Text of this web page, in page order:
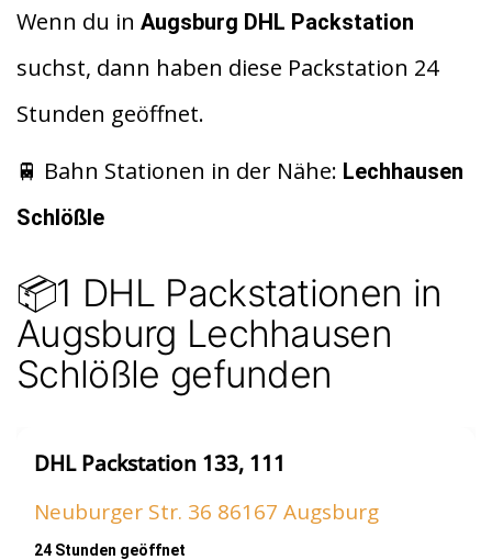
d
di
t
at
s
A
p
p
le
n
Wenn du in Augsburg DHL Packstation
suchst, dann haben diese Packstation 24
Stunden geöffnet.
🚆 Bahn Stationen in der Nähe: Lechhausen
Schlößle
📦1 DHL Packstationen in
Augsburg Lechhausen
Schlößle gefunden
DHL Packstation 133, 111
Neuburger Str. 36 86167 Augsburg
24 Stunden geöffnet